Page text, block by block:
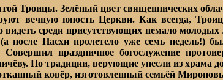
Троицы. Зелёный цвет священнических
вечную юность Церкви. Как всегда,
среди присутствующих немало молодых
после Пасхи пролетело уже семь недель!)
праздничное богослужение
По традиции, верующие унесли из храма
ковёр, изготовленный семьёй